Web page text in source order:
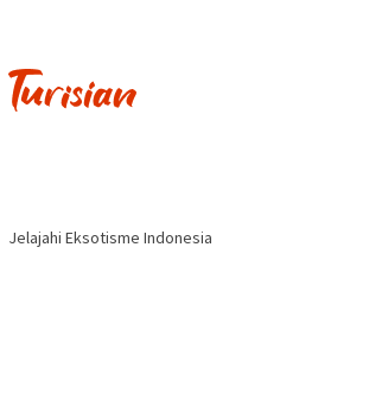
Jelajahi Eksotisme Indonesia